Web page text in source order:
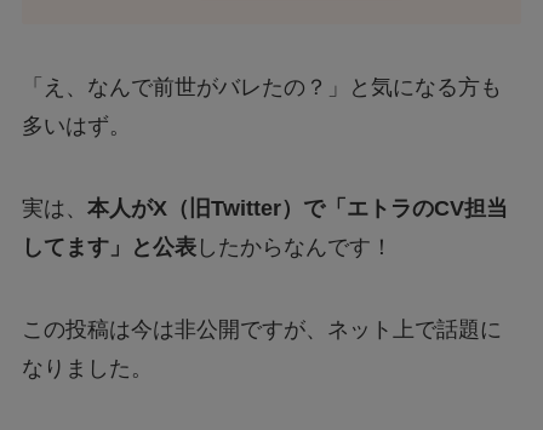
「え、なんで前世がバレたの？」と気になる方も
多いはず。
実は、 本人がX（旧Twitter）で「エトラのCV担当
してます」と公表したからなんです！
この投稿は今は非公開ですが、ネット上で話題に
なりました。